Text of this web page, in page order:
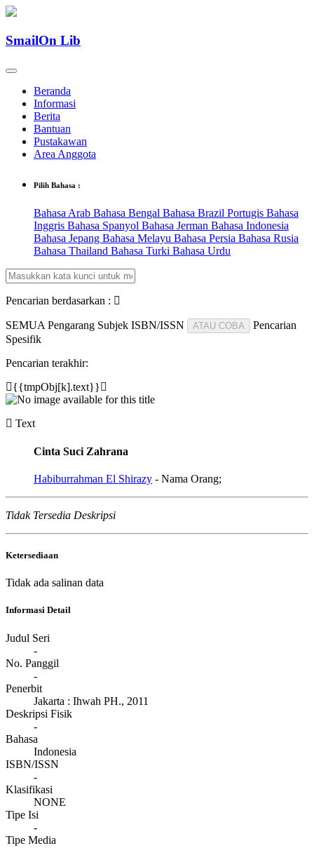
SmailOn Lib
Beranda
Informasi
Berita
Bantuan
Pustakawan
Area Anggota
Pilih Bahasa :
Bahasa Arab Bahasa Bengal Bahasa Brazil Portugis Bahasa
Inggris Bahasa Spanyol Bahasa Jerman Bahasa Indonesia
Bahasa Jepang Bahasa Melayu Bahasa Persia Bahasa Rusia
Bahasa Thailand Bahasa Turki Bahasa Urdu
Pencarian berdasarkan :
SEMUA Pengarang Subjek ISBN/ISSN ATAU COBA
Pencarian
Spesifik
Pencarian terakhir:
{{tmpObj[k].text}}
Text
Cinta Suci Zahrana
Habiburrahman El Shirazy - Nama Orang;
Tidak Tersedia Deskripsi
Ketersediaan
Tidak ada salinan data
Informasi Detail
Judul Seri
-
No. Panggil
-
Penerbit
Jakarta : Ihwah PH., 2011
Deskripsi Fisik
-
Bahasa
Indonesia
ISBN/ISSN
-
Klasifikasi
NONE
Tipe Isi
-
Tipe Media